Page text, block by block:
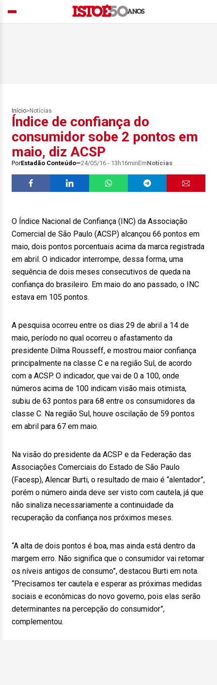
Início> Notícias
Índice de confiança do
consumidor sobe 2 pontos em
maio, diz ACSP
PorEstadão Conteúdo 24/05/16 - 13h16minEmNotícias
O Índice Nacional de Confiança (INC) da Associação
Comercial de São Paulo (ACSP) alcançou 66 pontos em
maio, dois pontos porcentuais acima da marca registrada
em abril. O indicador interrompe, dessa forma, uma
sequência de dois meses consecutivos de queda na
confiança do brasileiro. Em maio do ano passado, o INC
estava em 105 pontos.
A pesquisa ocorreu entre os dias 29 de abril a 14 de
maio, período no qual ocorreu o afastamento da
presidente Dilma Rousseff, e mostrou maior confiança
principalmente na classe C e na região Sul, de acordo
com a ACSP. O indicador, que vai de 0 a 100, onde
números acima de 100 indicam visão mais otimista,
subiu de 63 pontos para 68 entre os consumidores da
classe C. Na região Sul, houve oscilação de 59 pontos
em abril para 67 em maio.
Na visão do presidente da ACSP e da Federação das
Associações Comerciais do Estado de São Paulo
(Facesp), Alencar Burti, o resultado de maio é “alentador”,
porém o número ainda deve ser visto com cautela, já que
não sinaliza necessariamente a continuidade da
recuperação da confiança nos próximos meses.
“A alta de dois pontos é boa, mas ainda está dentro da
margem erro. Não significa que o consumidor vai retomar
os níveis antigos de consumo”, destacou Burti em nota.
“Precisamos ter cautela e esperar as próximas medidas
sociais e econômicas do novo governo, pois elas serão
determinantes na percepção do consumidor”,
complementou.